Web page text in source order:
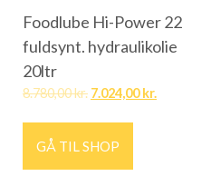
Foodlube Hi-Power 22
fuldsynt. hydraulikolie
20ltr
8.780,00kr. 7.024,00kr.
GÅ TIL SHOP